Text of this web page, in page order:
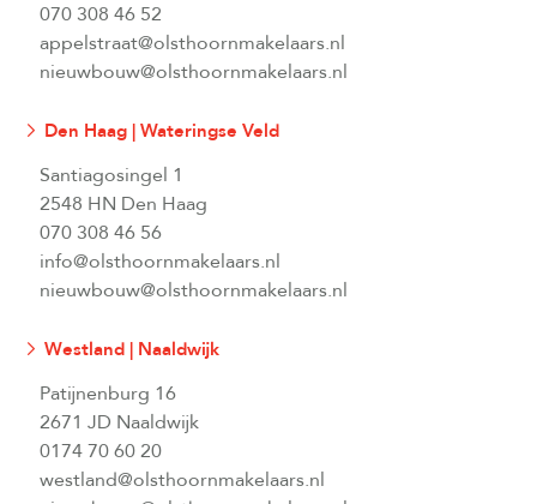
070 308 46 52
appelstraat@olsthoornmakelaars.nl
nieuwbouw@olsthoornmakelaars.nl
Den Haag | Wateringse Veld
Santiagosingel 1
2548 HN Den Haag
070 308 46 56
info@olsthoornmakelaars.nl
nieuwbouw@olsthoornmakelaars.nl
Westland | Naaldwijk
Patijnenburg 16
2671 JD Naaldwijk
0174 70 60 20
westland@olsthoornmakelaars.nl